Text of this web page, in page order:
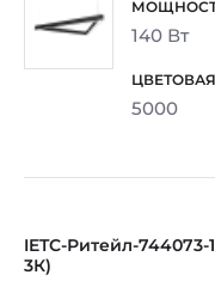
140 Вт
5000
IETC-Ритейл-744073-
3К)